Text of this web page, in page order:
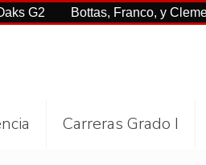
Bottas, Franco, y Clement,
Carreras Grado I